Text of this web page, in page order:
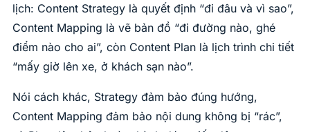
lịch: Content Strategy là quyết định “đi đâu và vì sao”,
Content Mapping là vẽ bản đồ “đi đường nào, ghé
điểm nào cho ai”, còn Content Plan là lịch trình chi tiết
“mấy giờ lên xe, ở khách sạn nào”.
Nói cách khác, Strategy đảm bảo đúng hướng,
Content Mapping đảm bảo nội dung không bị “rác”,